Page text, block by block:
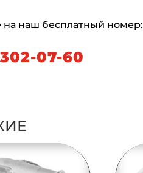
на наш бесплатный номер:
07-60